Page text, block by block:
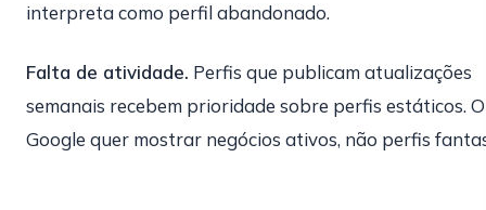
interpreta como perfil abandonado.
Falta de atividade. Perfis que publicam atualizações
semanais recebem prioridade sobre perfis estáticos. O
Google quer mostrar negócios ativos, não perfis